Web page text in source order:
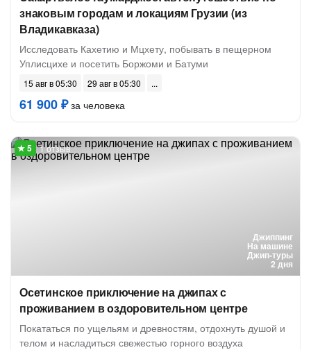
знаковым городам и локациям Грузии (из
Владикавказа)
Исследовать Кахетию и Мцхету, побывать в пещерном
Уплисцихе и посетить Боржоми и Батуми
15 авг в 05:30 29 авг в 05:30
61 900 ₽за человека
Джиппинг
На машине
Джип-туры
2 дня
1 отзыв
Осетинское приключение на джипах с
проживанием в оздоровительном центре
Покататься по ущельям и древностям, отдохнуть душой и
телом и насладиться свежестью горного воздуха